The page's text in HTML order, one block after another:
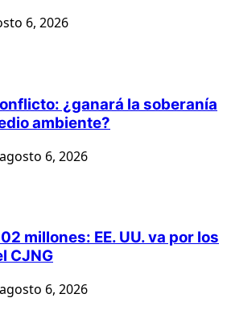
6, 2026
¿ganará la soberanía
ambiente?
agosto 6, 2026
millones: EE. UU. va por los
CJNG
agosto 6, 2026